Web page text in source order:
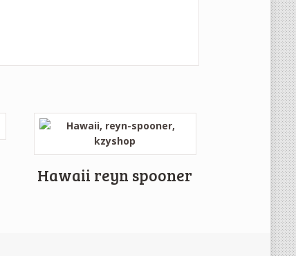
Hawaii reyn spooner